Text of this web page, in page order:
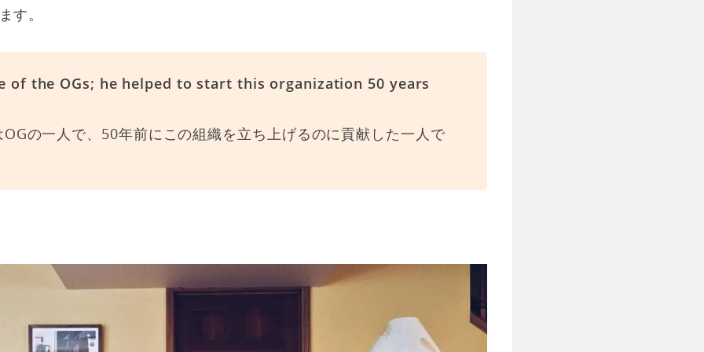
す。
of the OGs; he helped to start this organization 50 years
の一人で、50年前にこの組織を立ち上げるのに貢献した一人で